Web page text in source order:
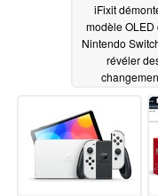
iFixit
modèle OLED
Nintendo
révéler